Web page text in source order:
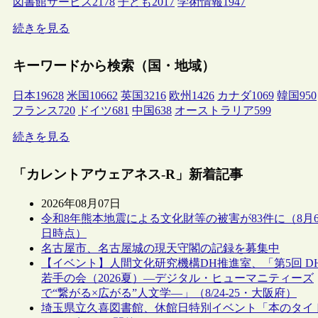
続きを見る
キーワードから検索（国・地域）
日本19628 米国 10662 英国3216 欧州 1426 カナダ1069 韓国950
フランス720 ドイツ681 中国638 オーストラリア599
続きを見る
「カレントアウェアネス-R」新着記事
2026年08月07日
令和8年熊本地震による文化財等の被害が83件に（8月
日時点）
名古屋市、名古屋城の現天守閣の記録を募集中
【イベント】人間文化研究機構DH推進室、「第5回
若手の会（2026夏）―デジタル・ヒューマニティーズ
で“繋がる×広がる”人文学―」（8/24-25・大阪府）
埼玉県立久喜図書館、休館日特別イベント「本のタイ